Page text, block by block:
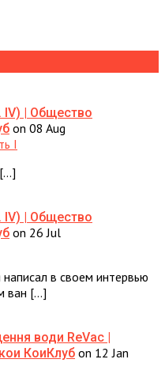
IV) | Общество
on 08 Aug
I
IV) | Общество
on 26 Jul
в своем интервью
ван […]
води ReVac |
КоиКлуб on 12 Jan